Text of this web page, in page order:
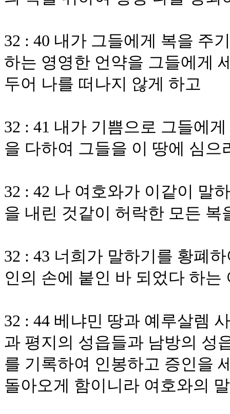
32 : 40 내가 그들에게 복을 주
하는 영영한 언약을 그들에게
두어 나를 떠나지 않게 하고
32 : 41 내가 기쁨으로 그들에
을 다하여 그들을 이 땅에 심으
32 : 42 나 여호와가 이같이 말
을 내린 것같이 허락한 모든 복
32 : 43 너희가 말하기를 황폐
인의 손에 붙인 바 되었다 하
32 : 44 베냐민 땅과 예루살렘
과 평지의 성읍들과 남방의 성
를 기록하여 인봉하고 증인을
돌아오게 함이니라 여호와의